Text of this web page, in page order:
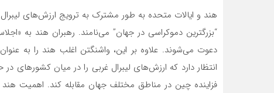
هند و ایالات متحده به طور مشترک به ترویج ارزش‌های لیبرال
“بزرگترین دموکراسی در جهان” می‌نامند. رهبران هند به
دعوت می‌شوند. علاوه بر این، واشنگتن اغلب هند را به
انتظار دارد که ارزش‌های لیبرال غربی را در میان کشورهای
فزاینده چین در مناطق مختلف جهان مقابله کند. اهمیت